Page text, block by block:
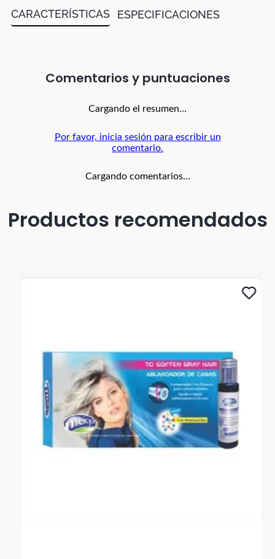
CARACTERÍSTICAS
ESPECIFICACIONES
Comentarios
Cargando el resumen…
Por favor, inicia sesión para escribir un
comentario.
Cargando comentarios…
Productos recomendados